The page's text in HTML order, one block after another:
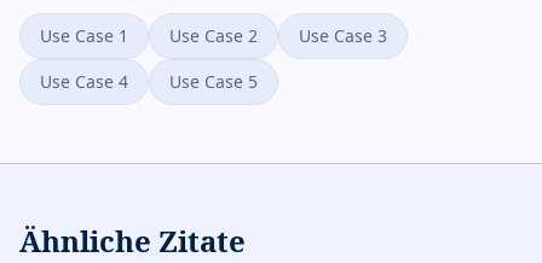
Use Case 1 Use Case 2
Use Case 3
Use Case 4
Use Case 5
Ähnliche Zitate